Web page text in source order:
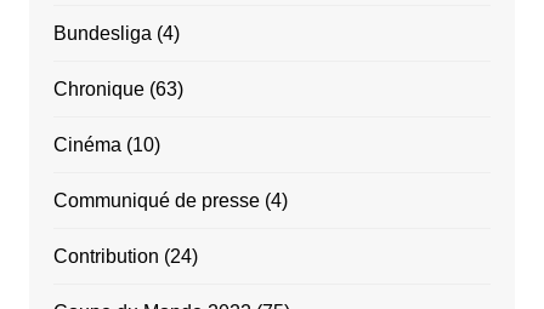
Bundesliga (4)
Chronique(63)
Cinéma (10)
Communiqué de presse(4)
Contribution (24)